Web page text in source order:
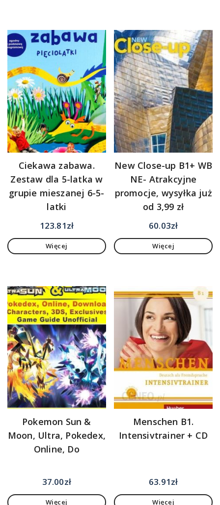
Ciekawa zabawa.
Zestaw dla 5-latka w
grupie mieszanej 6-5-
latki
123.81zł
Więcej
New Close-up B1+ WB
NE- Atrakcyjne
promocje, wysyłka już
od 3,99 zł
60.03zł
Więcej
Pokemon Sun &
Moon, Ultra, Pokedex,
Online, Do
37.00zł
Więcej
Menschen B1.
Intensivtrainer + CD
63.91zł
Więcej